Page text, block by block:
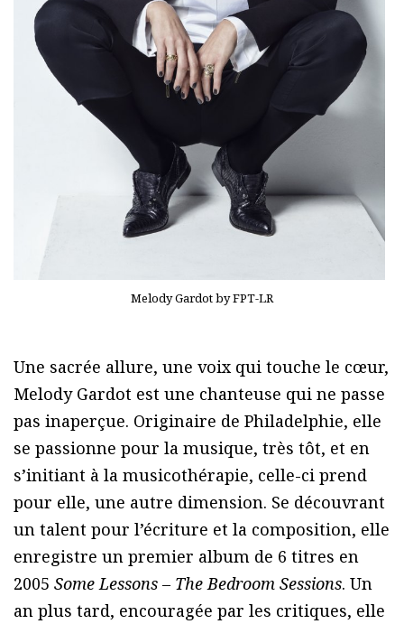
Melody Gardot by FPT-LR
Une sacrée allure, une voix qui touche le cœur,
Melody Gardot est une chanteuse qui ne passe
pas inaperçue. Originaire de Philadelphie, elle
se passionne pour la musique, très tôt, et en
s’initiant à la musicothérapie, celle-ci prend
pour elle, une autre dimension. Se découvrant
un talent pour l’écriture et la composition, elle
enregistre un premier album de 6 titres en
2005 Some Lessons – The Bedroom Sessions. Un
an plus tard, encouragée par les critiques, elle